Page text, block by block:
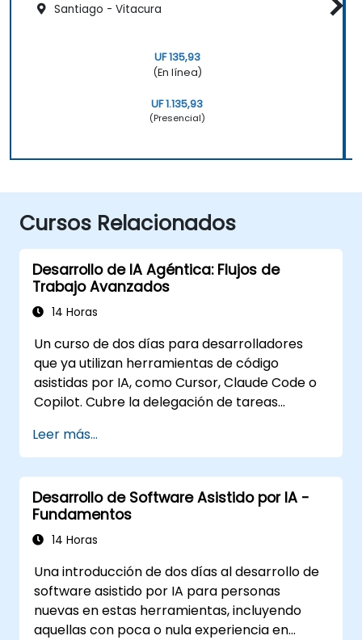
Santiago - Vitacura
UF 135,93
(En línea)
UF 1.135,93
(Presencial)
Cursos Relacionados
Desarrollo de IA Agéntica: Flujos de
Trabajo Avanzados
14 Horas
Un curso de dos días para desarrolladores
que ya utilizan herramientas de código
asistidas por IA, como Cursor, Claude Code o
Copilot. Cubre la delegación de tareas
ecosistema de personalización (Reglas,
AGENTS.md, Habilidades, MCP y Agentes), la
conexión y creación de servidores MCP, la
ejecución de agentes en paralelo y un flujo de
trabajo agéntico estructurado. El contenido
es independiente de la herramienta y da
Leer más...
Desarrollo de Software Asistido por IA -
Fundamentos
14 Horas
Una introducción de dos días al desarrollo de
software asistido por IA para personas
nuevas en estas herramientas, incluyendo
aquellas con poca o nula experiencia en